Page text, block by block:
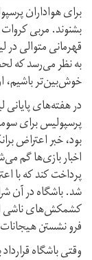
برای هواداران
بشنوند. مربی
قهرمانی متوالی در
به نظر می‌رسد که
خوش‌بین‌تر باشیم،
در هفته‌های
پرسپولیس برای
بود، خبر اعتراض
اخبار بازی‌ها گم
پرداخت کند که با
شد. باشگاه در آن
کشمکش‌های ناشی از
فرو نشستن
وقتی باشگاه